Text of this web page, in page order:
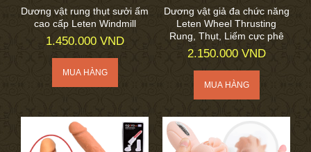
Dương vật rung thụt sưởi ấm
cao cấp Leten Windmill
1.450.000 VND
Dương vật giả đa chức năng
Leten Wheel Thrusting
Rung, Thụt, Liếm cực phê
2.150.000 VND